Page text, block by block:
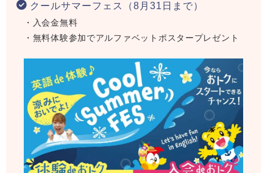
クールサマーフェス（8月31日まで）
・入会金無料
・無料体験参加でアルファベットポスタープレゼント